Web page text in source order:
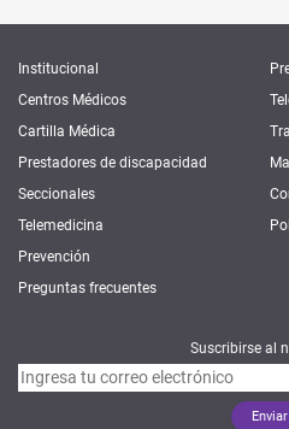
Institucional
Centros Médicos
Cartilla Médica
Prestadores de discapacidad
Seccionales
Telemedicina
Prevención
Preguntas frecuentes
Suscribirse al